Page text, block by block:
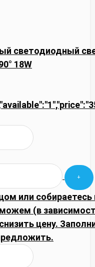
светодиодный
18W
или собираетесь
(в
цену.